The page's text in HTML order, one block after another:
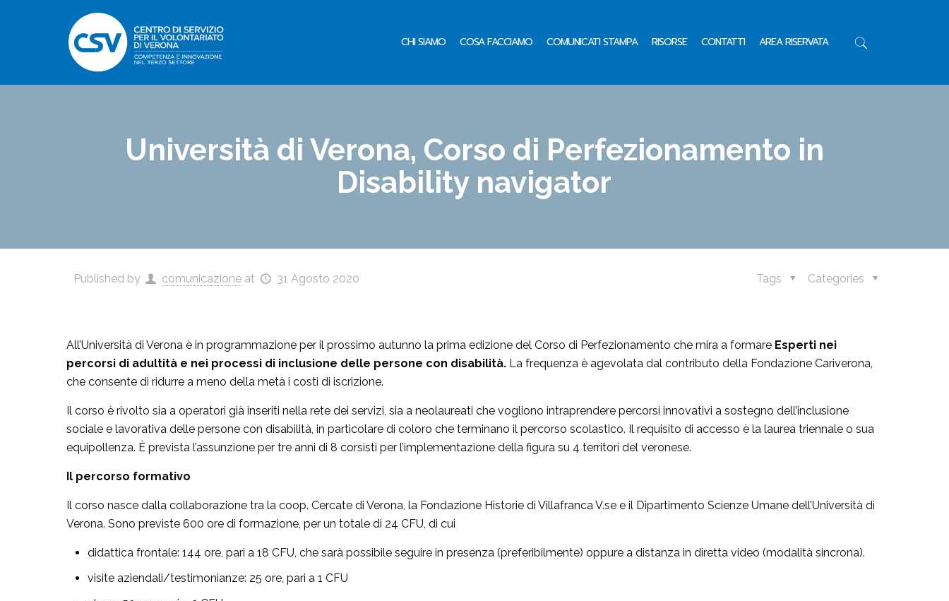
CHI SIAMO COSA FACCIAMO COMUNICATI STAMPA RISORSE CONTATTI AREA RISERVATA
Università di Verona, Corso di Perfezionamento in
Disability navigator
Published by comunicazione at 31 Agosto 2020 Categories
Tags
All’Università di Verona è in programmazione per il prossimo autunno la prima edizione del Corso di Perfezionamento che mira a formare Esperti nei
percorsi di adultità e nei processi di inclusione delle persone con disabilità. La frequenza è agevolata dal contributo della Fondazione Cariverona,
che consente di ridurre a meno della metà i costi di iscrizione.
Il corso è rivolto sia a operatori già inseriti nella rete dei servizi, sia a neolaureati che vogliono intraprendere percorsi innovativi a sostegno dell’inclusione
sociale e lavorativa delle persone con disabilità, in particolare di coloro che terminano il percorso scolastico. Il requisito di accesso è la laurea triennale o sua
equipollenza. È prevista l’assunzione per tre anni di 8 corsisti per l’implementazione della figura su 4 territori del veronese.
Il percorso formativo
Il corso nasce dalla collaborazione tra la coop. Cercate di Verona, la Fondazione Historie di Villafranca V.se e il Dipartimento Scienze Umane dell’Università di
Verona. Sono previste 600 ore di formazione, per un totale di 24 CFU, di cui
didattica frontale: 144 ore, pari a 18 CFU, che sarà possibile seguire in presenza (preferibilmente) oppure a distanza in diretta video (modalità sincrona).
visite aziendali/testimonianze: 25 ore, pari a 1 CFU